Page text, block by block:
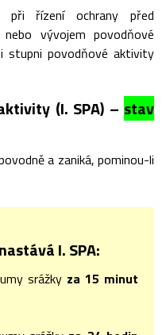
při řízení ochrany před
vývojem povodňové
stupni povodňové aktivity
(I. SPA) – stav
a zaniká, pominou-li
I. SPA:
srážky za 15 minut